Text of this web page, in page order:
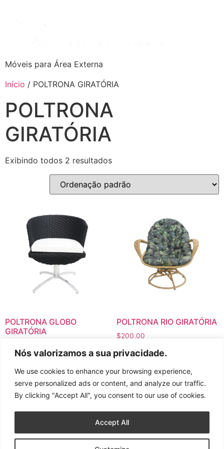
Nós valorizamos a sua privacidade.
We use cookies to enhance your browsing experience,
serve personalized ads or content, and analyze our traffic.
By clicking "Accept All", you consent to our use of cookies.
Accept All
Móveis para Área Externa
Início / POLTRONA GIRATÓRIA
POLTRONA
GIRATÓRIA
Exibindo todos 2 resultados
POLTRONA GLOBO
GIRATÓRIA
Ver opções
POLTRONA RIO GIRATÓRIA
$200.00
Ver opções